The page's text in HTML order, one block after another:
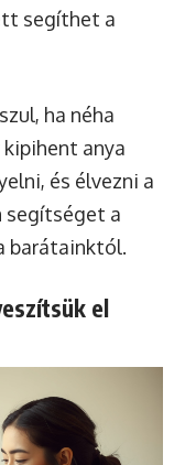
segíthet a
ha néha
kipihent anya
és élvezni a
a
barátainktól.
el